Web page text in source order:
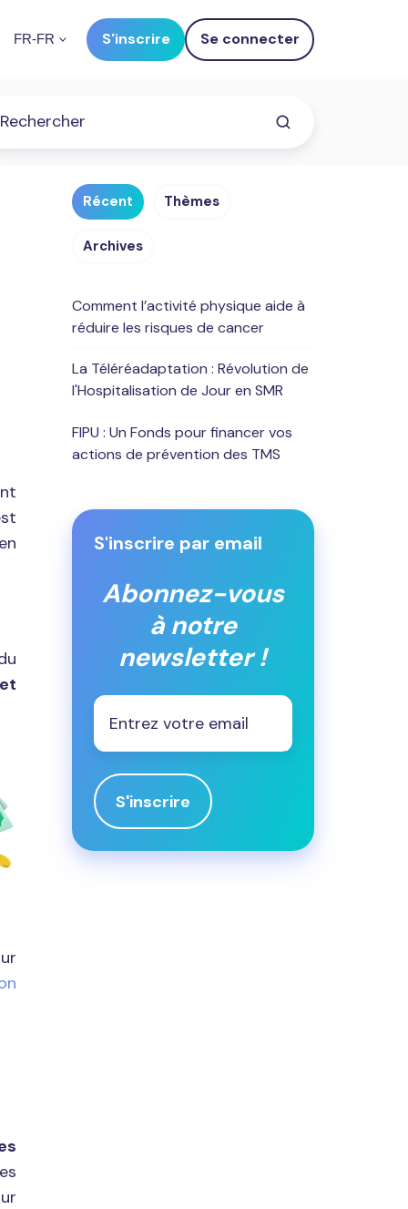
FR-FR S'inscrire Se connecter
Récent Thèmes
Archives
Comment l’activité physique aide à
réduire les risques de cancer
La Téléréadaptation : Révolution de
l'Hospitalisation de Jour en SMR
FIPU : Un Fonds pour financer vos
actions de prévention des TMS
S'inscrire par email
Abonnez-vous
à notre
newsletter !
Email